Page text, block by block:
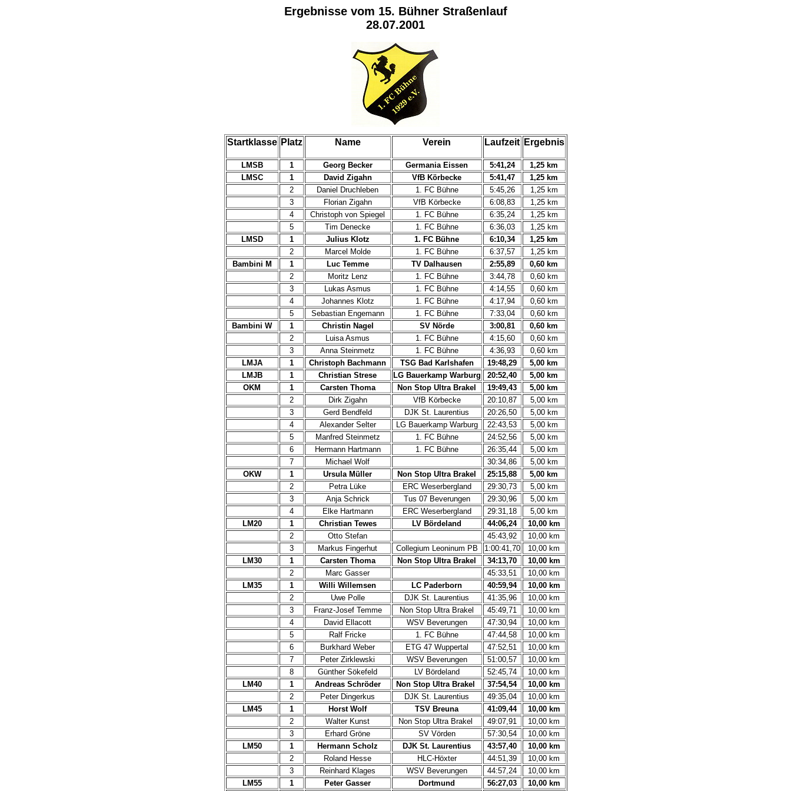
Ergebnisse vom 15. Bühner Straßenlauf
28.07.2001
Startklasse Platz Name Verein Laufzeit Ergebnis
LMSB 1 Georg Becker Germania Eissen 5:41,24
1,25 km
LMSC
1 David Zigahn VfB Körbecke 5:41,47
1,25 km
2
Daniel Druchleben 1. FC Bühne 5:45,26
1,25 km
3
Florian Zigahn VfB Körbecke 6:08,83
1,25 km
4
Christoph von Spiegel 1. FC Bühne 6:35,24
1,25 km
5
Tim Denecke 1. FC Bühne 6:36,03
1,25 km
LMSD
1 Julius Klotz 1. FC Bühne 6:10,34
1,25 km
2
Marcel Molde 1. FC Bühne 6:37,57
1,25 km
Bambini M
1 Luc Temme TV Dalhausen 2:55,89
0,60 km
2
Moritz Lenz 1. FC Bühne 3:44,78
0,60 km
3
Lukas Asmus 1. FC Bühne 4:14,55
0,60 km
4
Johannes Klotz 1. FC Bühne 4:17,94
0,60 km
5
Sebastian Engemann 1. FC Bühne 7:33,04
0,60 km
Bambini W
1 Christin Nagel SV Nörde 3:00,81
0,60 km
2
Luisa Asmus 1. FC Bühne 4:15,60
0,60 km
3
Anna Steinmetz 1. FC Bühne 4:36,93
0,60 km
LMJA
1 Christoph Bachmann TSG Bad Karlshafen 19:48,29
5,00 km
LMJB
1 Christian Strese LG Bauerkamp Warburg 20:52,40
5,00 km
OKM
1 Carsten Thoma Non Stop Ultra Brakel 19:49,43
5,00 km
2
Dirk Zigahn VfB Körbecke 20:10,87
5,00 km
3
Gerd Bendfeld DJK St. Laurentius 20:26,50
5,00 km
4
Alexander Selter LG Bauerkamp Warburg 22:43,53
5,00 km
5
Manfred Steinmetz 1. FC Bühne 24:52,56
5,00 km
6
Hermann Hartmann 1. FC Bühne 26:35,44
5,00 km
7
Michael Wolf 30:34,86
5,00 km
OKW
1 Ursula Müller Non Stop Ultra Brakel 25:15,88
5,00 km
2
Petra Lüke ERC Weserbergland 29:30,73
5,00 km
3
Anja Schrick Tus 07 Beverungen 29:30,96
5,00 km
4
Elke Hartmann ERC Weserbergland 29:31,18
5,00 km
LM20
1 Christian Tewes LV Bördeland 44:06,24
10,00 km
2
Otto Stefan 45:43,92
10,00 km
3
Markus Fingerhut Collegium Leoninum PB 1:00:41,70
10,00 km
LM30
1 Carsten Thoma Non Stop Ultra Brakel 34:13,70
10,00 km
2
Marc Gasser 45:33,51
10,00 km
LM35
1 Willi Willemsen LC Paderborn 40:59,94
10,00 km
2
Uwe Polle DJK St. Laurentius 41:35,96
10,00 km
3
Franz-Josef Temme Non Stop Ultra Brakel 45:49,71
10,00 km
4
David Ellacott WSV Beverungen 47:30,94
10,00 km
5
Ralf Fricke 1. FC Bühne 47:44,58
10,00 km
6
Burkhard Weber ETG 47 Wuppertal 47:52,51
10,00 km
7
Peter Zirklewski WSV Beverungen 51:00,57
10,00 km
8
Günther Sökefeld LV Bördeland 52:45,74
10,00 km
LM40
1 Andreas Schröder Non Stop Ultra Brakel 37:54,54
10,00 km
2
Peter Dingerkus DJK St. Laurentius 49:35,04
10,00 km
LM45
1 Horst Wolf TSV Breuna 41:09,44
10,00 km
2
Walter Kunst Non Stop Ultra Brakel 49:07,91
10,00 km
3
Erhard Gröne SV Vörden 57:30,54
10,00 km
LM50
1 Hermann Scholz DJK St. Laurentius 43:57,40
10,00 km
2
Roland Hesse HLC-Höxter 44:51,39
10,00 km
3
Reinhard Klages WSV Beverungen 44:57,24
10,00 km
LM55
1 Peter Gasser Dortmund 56:27,03
10,00 km